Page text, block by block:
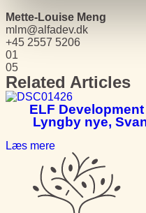
Mette-Louise Meng
mlm@alfadev.dk
+45 2557 5206
01
05
Related Articles
ELF
Lyngby nye,
Læs mere